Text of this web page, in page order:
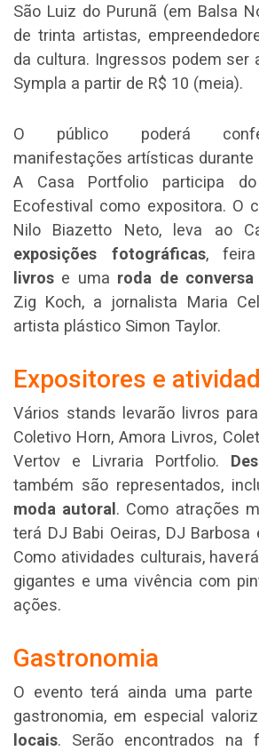
São Luiz do Purunã (em Balsa
de trinta artistas,
da cultura. Ingressos podem ser
Sympla a partir de R$ 10 (meia).
O público poderá
manifestações artísticas durante
A Casa Portfolio participa
Ecofestival como expositora. O
Nilo Biazetto Neto, leva ao
exposições fotográficas, feira
livros e uma roda de conversa
Zig Koch, a jornalista Maria
artista plástico Simon Taylor.
Expositores e
Vários stands levarão livros
Coletivo Horn, Amora Livros,
Vertov e Livraria Portfolio.
também são representados,
moda autoral . Como atrações
terá DJ Babi Oeiras, DJ Barbosa
Como atividades culturais,
gigantes e uma vivência com
ações.
Gastronomia
O evento terá ainda uma
gastronomia, em especial
locais. Serão encontrados na